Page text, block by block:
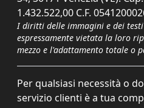
1.432.522,00 C.F.
I diritti delle immagini e dei
espressamente vietata la loro
mezzo e l'adattamento totale o
Per qualsiasi necessità o
servizio clienti è a tua